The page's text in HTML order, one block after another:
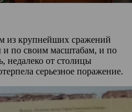
из крупнейших сражений
по своим масштабам, и по
недалеко от столицы
серьезное поражение.